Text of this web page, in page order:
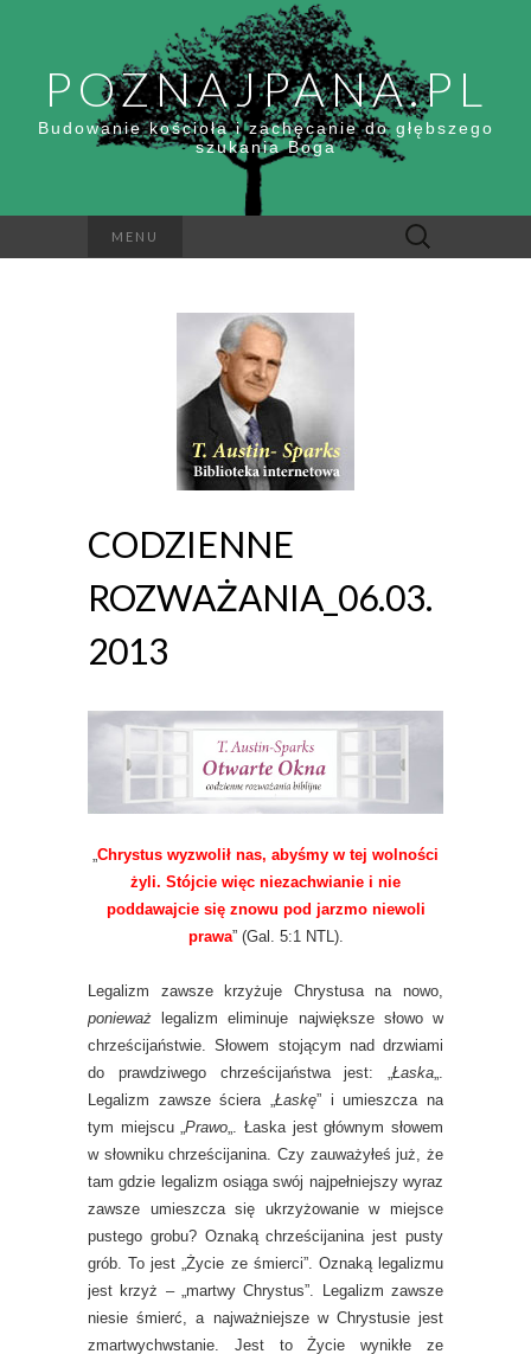
POZNAJPANA.PL
Budowanie kościoła i zachęcanie do głębszego
szukania Boga
MENU Szukaj:
CODZIENNE
ROZWAŻANIA_06.03.
2013
Chrystus wyzwolił nas, abyśmy w tej wolności
żyli. Stójcie więc niezachwianie i nie
poddawajcie się znowu pod jarzmo niewoli
prawa” (Gal. 5:1 NTL).
Legalizm zawsze krzyżuje Chrystusa na nowo,
ponieważ legalizm eliminuje największe słowo w
chrześcijaństwie. Słowem stojącym nad drzwiami
do prawdziwego chrześcijaństwa jest: „ Łaska
Legalizm zawsze ściera „ Łaskę” i umieszcza na
tym miejscu „Prawo „. Łaska jest głównym słowem
w słowniku chrześcijanina. Czy zauważyłeś już, że
tam gdzie legalizm osiąga swój najpełniejszy wyraz
zawsze umieszcza się ukrzyżowanie w miejsce
pustego grobu? Oznaką chrześcijanina jest pusty
grób. To jest „Życie ze śmierci”. Oznaką legalizmu
jest krzyż – „martwy Chrystus”. Legalizm zawsze
niesie śmierć, a najważniejsze w Chrystusie jest
zmartwychwstanie. Jest to Życie wynikłe ze